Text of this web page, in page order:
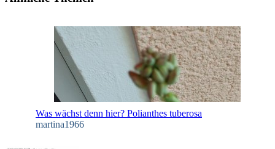
Was wächst denn hier? Polianthes tuberosa
martina1966